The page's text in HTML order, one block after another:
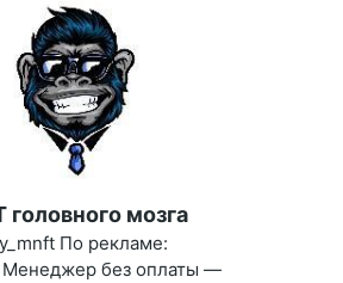
головного мозга
По рекламе:
Менеджер без оплаты —